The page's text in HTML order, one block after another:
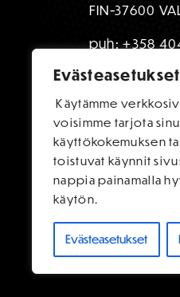
Evästeasetukset
Käytämme
voisimme tarjota
käyttökokemuksen
toistuvat käynnit
nappia painamalla
käytön.
Evästeasetukset
FIN-37600
puh:+358